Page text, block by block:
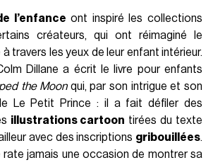
l’enfance ont inspiré les collections
créateurs, qui ont réimaginé le
travers les yeux de leur enfant intérieur.
Dillane a écrit le livre pour enfants
the Moonqui, par son intrigue et son
Le Petit Prince : il a fait défiler des
illustrations cartoon tirées du texte
avec des inscriptions gribouillées.
rate jamais une occasion de montrer sa